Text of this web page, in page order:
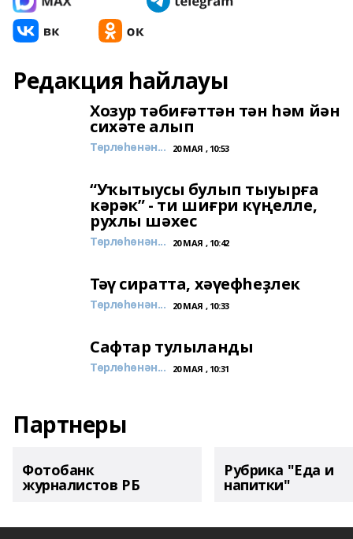
Редакция һайлауы
Хозур тәбиғәттән тән һәм йән
сихәте алып
Төрлөһөнән... 20 МАЯ , 10:53
“Уҡытыусы булып тыуырға
кәрәк” - ти шиғри күңелле,
рухлы шәхес
Төрлөһөнән... 20 МАЯ , 10:42
Тәү сиратта, хәүефһеҙлек
Төрлөһөнән... 20 МАЯ , 10:33
Сафтар тулыланды
Төрлөһөнән... 20 МАЯ , 10:31
Партнеры
Фотобанк
журналистов РБ
Рубрика "Еда и
напитки"